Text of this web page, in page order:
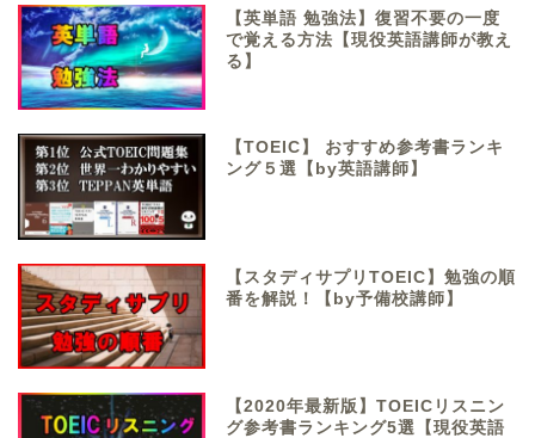
【英単語 勉強法】復習不要の一度
で覚える方法【現役英語講師が教え
る】
【TOEIC】 おすすめ参考書ランキ
ング５選【by英語講師】
【スタディサプリTOEIC】勉強の順
番を解説！【by予備校講師】
【2020年最新版】TOEICリスニン
グ参考書ランキング5選【現役英語